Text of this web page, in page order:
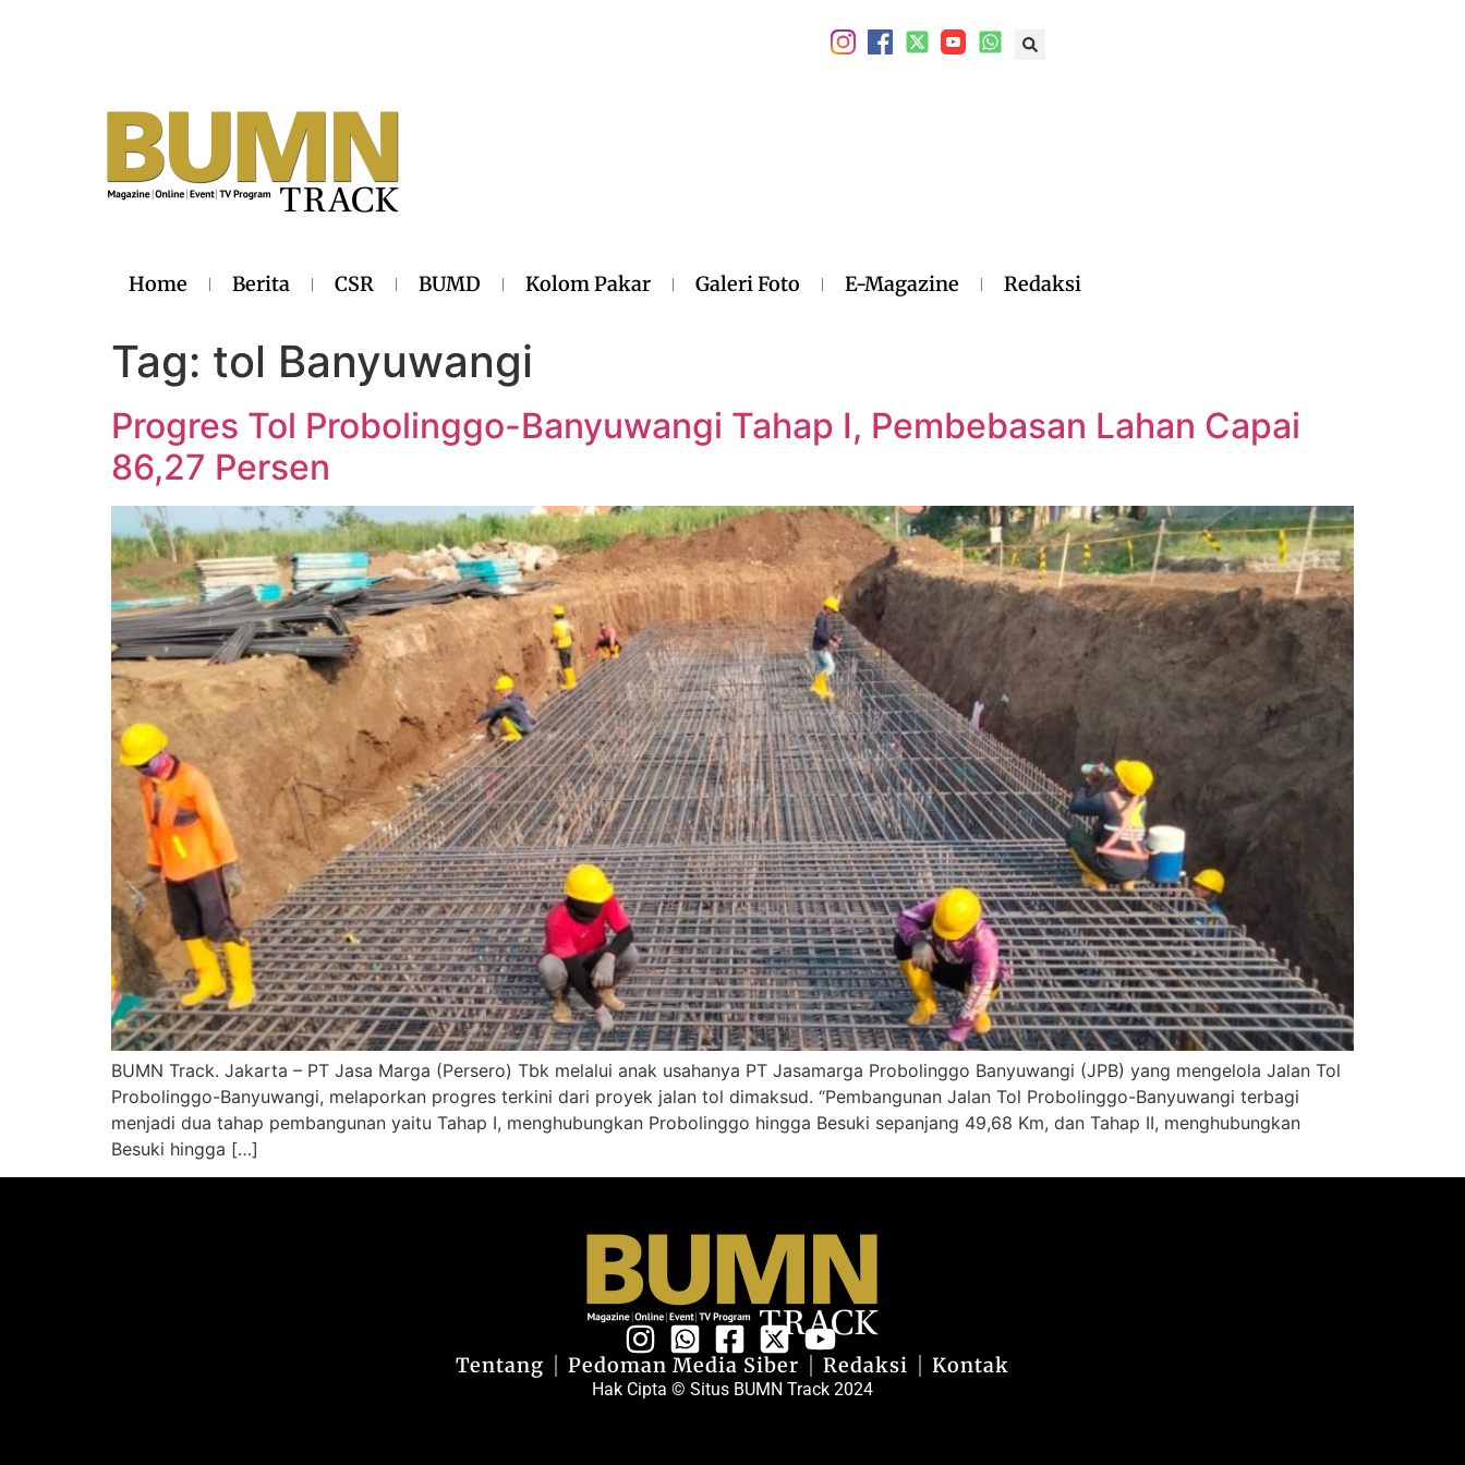
Home Berita CSR BUMD Kolom Pakar Galeri Foto E-Magazine Redaksi
Tag: tol Banyuwangi
Progres Tol Probolinggo-Banyuwangi Tahap I, Pembebasan Lahan Capai
86,27 Persen
BUMN Track. Jakarta – PT Jasa Marga (Persero) Tbk melalui anak usahanya PT Jasamarga Probolinggo Banyuwangi (JPB) yang mengelola Jalan Tol
Probolinggo-Banyuwangi, melaporkan progres terkini dari proyek jalan tol dimaksud. “Pembangunan Jalan Tol Probolinggo-Banyuwangi terbagi
menjadi dua tahap pembangunan yaitu Tahap I, menghubungkan Probolinggo hingga Besuki sepanjang 49,68 Km, dan Tahap II, menghubungkan
Besuki hingga […]
Hak Cipta © Situs BUMN Track 2024
Tentang Pedoman Media Siber Redaksi Kontak